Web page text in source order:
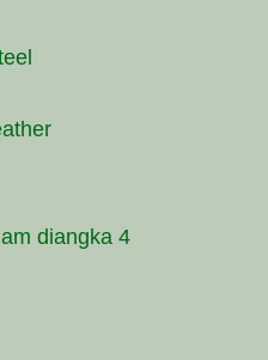
diangka 4